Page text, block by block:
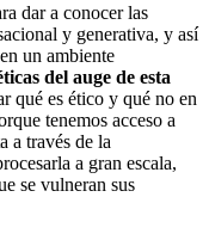
dar a conocer las
y generativa, y así
un ambiente
del auge de esta
qué es ético y qué no en
tenemos acceso a
a través de la
a gran escala,
se vulneran sus